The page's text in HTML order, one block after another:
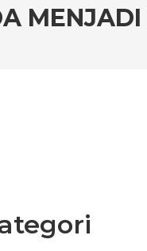
MENJADI